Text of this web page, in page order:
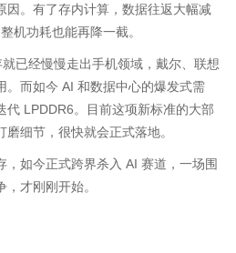
因。有了存内计算，数据往返大幅减
机功耗也能再降一截。
已经慢慢走出手机领域，戴尔、联想
。而如今 AI 和数据中心的爆发式需
代 LPDDR6。目前这项新标准的大部
细节，很快就会正式落地。
，如今正式跨界杀入 AI 赛道，一场围
才刚刚开始。